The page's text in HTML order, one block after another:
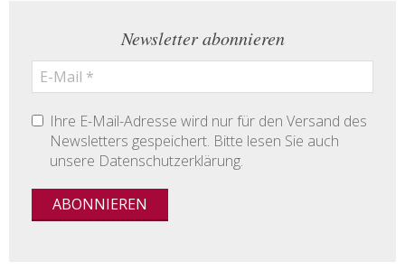
Newsletter abonnieren
Ihre E-Mail-Adresse wird nur für den Versand des
Newsletters gespeichert. Bitte lesen Sie auch
unsere Datenschutzerklärung.